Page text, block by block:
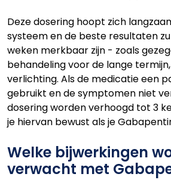
Deze dosering hoopt zich
systeem en de beste resultaten
weken merkbaar zijn - zoals
behandeling voor de lange
verlichting. Als de medicatie een
gebruikt en de symptomen niet
dosering worden verhoogd tot 3
je hiervan bewust als je
Welke bijwerkingen
verwacht met